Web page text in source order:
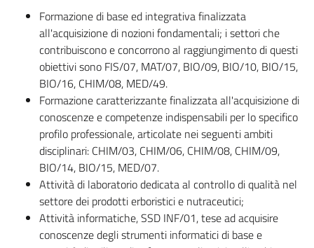
Formazione di base ed integrativa finalizzata
all'acquisizione di nozioni fondamentali; i settori che
contribuiscono e concorrono al raggiungimento di questi
obiettivi sono FIS/07, MAT/07, BIO/09, BIO/10, BIO/15,
BIO/16, CHIM/08, MED/49.
Formazione caratterizzante finalizzata all'acquisizione di
conoscenze e competenze indispensabili per lo specifico
profilo professionale, articolate nei seguenti ambiti
disciplinari: CHIM/03, CHIM/06, CHIM/08, CHIM/09,
BIO/14, BIO/15, MED/07.
Attività di laboratorio dedicata al controllo di qualità nel
settore dei prodotti erboristici e nutraceutici;
Attività informatiche, SSD INF/01, tese ad acquisire
conoscenze degli strumenti informatici di base e